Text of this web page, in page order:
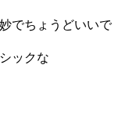
でちょうどいいで
ックな